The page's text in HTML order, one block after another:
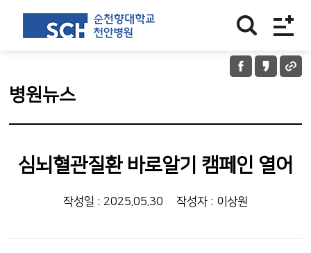
병원뉴스
심뇌혈관질환 바로알기 캠페인 열어
작성일 : 2025.05.30 작성자 : 이상원